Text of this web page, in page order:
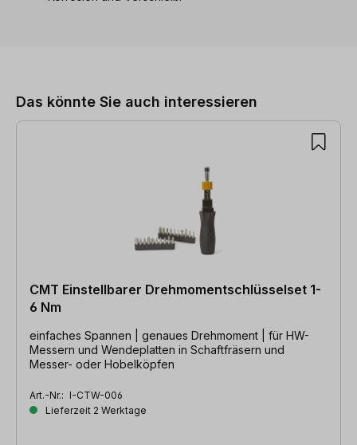
Das könnte Sie auch interessieren
CMT Einstellbarer Drehmomentschlüsselset 1-
6 Nm
einfaches Spannen | genaues Drehmoment | für HW-
Messern und Wendeplatten in Schaftfräsern und
Messer- oder Hobelköpfen
Art.-Nr.: I-CTW-006
Lieferzeit 2 Werktage